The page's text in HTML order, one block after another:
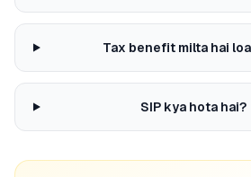
Tax benefit milta hai
SIP kya hota hai?